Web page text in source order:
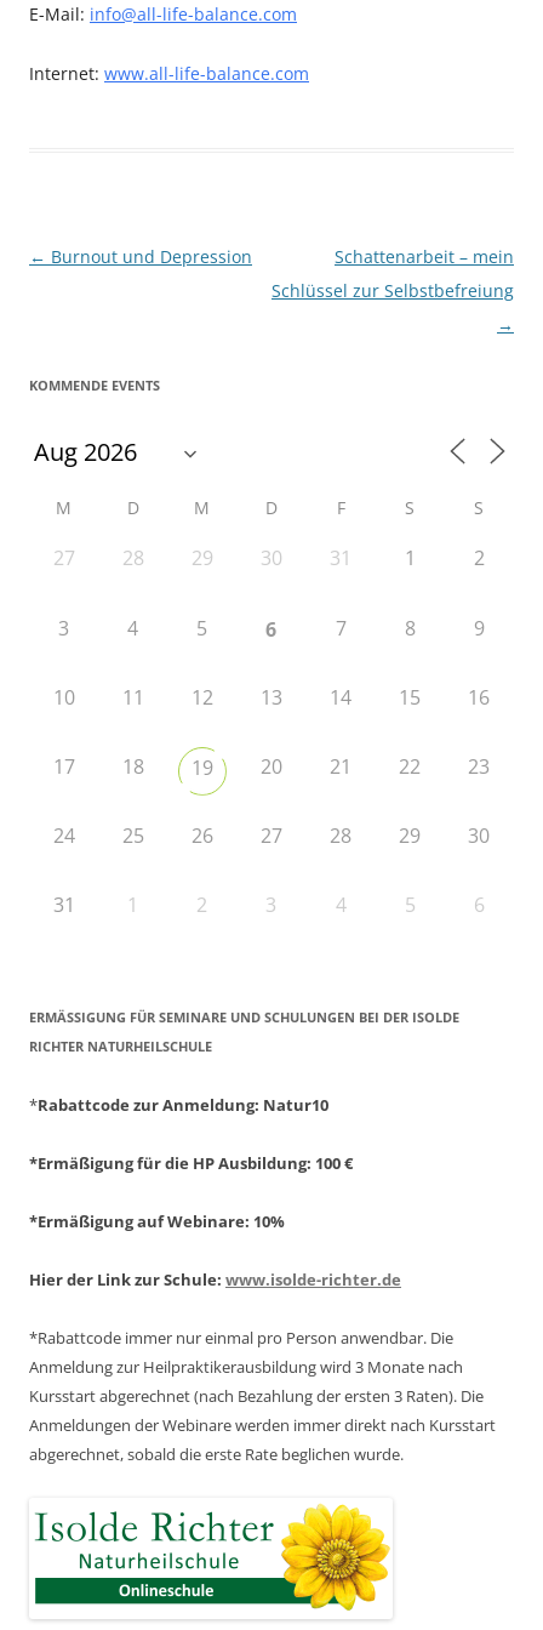
E-Mail: info@all-life-balance.com
Internet: www.all-life-balance.com
Beitragsnavigation
← Burnout und Depression
Schattenarbeit – mein
Schlüssel zur Selbstbefreiung
→
KOMMENDE EVENTS
M D M D F S S
27 28 29 30 31 1 2
3 4 5 6 7 8 9
10 11 12 13 14 15 16
17 18 19 20 21 22 23
24 25 26 27 28 29 30
31 1 2 3 4 5 6
ERMÄSSIGUNG FÜR SEMINARE UND SCHULUNGEN BEI DER ISOLDE R
ICHTER NATURHEILSCHULE
*Rabattcode zur Anmeldung: Natur10
*Ermäßigung für die HP Ausbildung: 100 €
*Ermäßigung auf Webinare: 10%
Hier der Link zur Schule: www.isolde-richter.de
*Rabattcode immer nur einmal pro Person anwendbar. Die
Anmeldung zur Heilpraktikerausbildung wird 3 Monate nach
Kursstart abgerechnet(nach Bezahlung der ersten 3 Raten). Die
Anmeldungen der Webinare werden immer direkt nach Kursstart
abgerechnet,sobald die erste Rate beglichen wurde.